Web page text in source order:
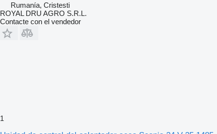
Rumanía, Cristesti
ROYAL DRU AGRO S.R.L.
Contacte con el vendedor
1